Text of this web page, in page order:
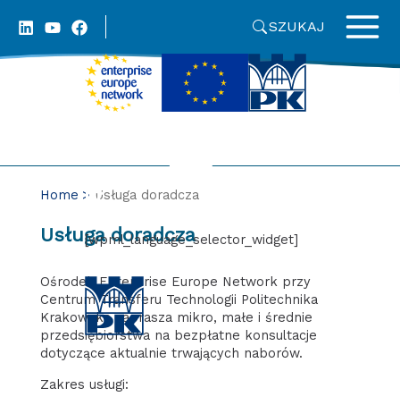
SZUKAJ
[wpml_language_selector_widget]
Home Usługa doradcza
Usługa doradcza
Ośrodek Enterprise Europe Network przy
Centrum Transferu Technologii Politechnika
Krakowska zaprasza mikro, małe i średnie
przedsiębiorstwa na bezpłatne konsultacje
dotyczące aktualnie trwających naborów.
Zakres usługi: